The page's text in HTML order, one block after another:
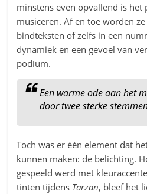
minstens even opvallend is het
musiceren. Af en toe worden
bindteksten of zelfs in een
dynamiek en een gevoel van
podium.
Een warme ode aan het
door twee sterke
Toch was er één element dat
kunnen maken: de belichting.
gespeeld werd met
tinten tijdens Tarzan, bleef het